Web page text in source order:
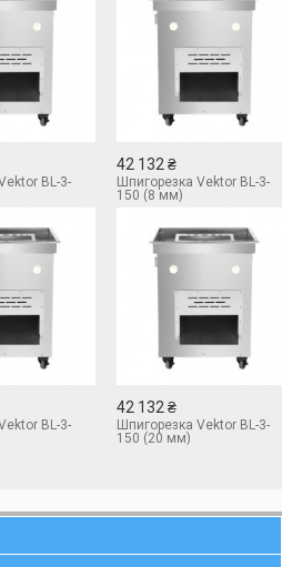
BL-3-
42 132 ₴
Шпигорезка Vektor BL-3-
150 (8 мм)
BL-3-
42 132 ₴
Шпигорезка Vektor BL-3-
150 (20 мм)